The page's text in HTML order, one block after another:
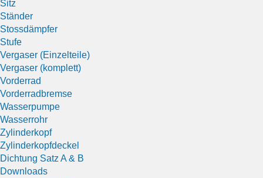
Sitz
Ständer
Stossdämpfer
Stufe
Vergaser (Einzelteile)
Vergaser (komplett)
Vorderrad
Vorderradbremse
Wasserpumpe
Wasserrohr
Zylinderkopf
Zylinderkopfdeckel
Dichtung Satz A & B
Downloads